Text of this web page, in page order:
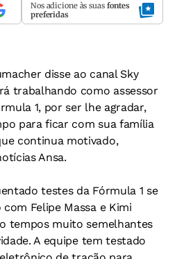
Nos adicione às suas fontes
preferidas
disse ao canal Sky
trabalhando como assessor
1, por ser lhe agradar,
para ficar com sua família
continua motivado,
Ansa.
testes da Fórmula 1 se
Felipe Massa e Kimi
tempos muito semelhantes
A equipe tem testado